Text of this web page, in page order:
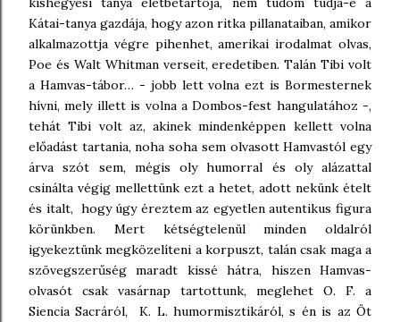
Kátai-tanya gazdája, hogy azon ritka pillanataiban, amikor
alkalmazottja végre pihenhet, amerikai irodalmat olvas,
Poe és Walt Whitman verseit, eredetiben. Talán Tibi volt
a Hamvas-tábor… - jobb lett volna ezt is Bormesternek
hívni, mely illett is volna a Dombos-fest hangulatához -,
tehát Tibi volt az, akinek mindenképpen kellett volna
előadást tartania, noha soha sem olvasott Hamvastól egy
árva szót sem, mégis oly humorral és oly alázattal
csinálta végig mellettünk ezt a hetet, adott nekünk ételt
és italt, hogy úgy éreztem az egyetlen autentikus figura
körünkben. Mert kétségtelenül minden oldalról
igyekeztünk megközelíteni a korpuszt, talán csak maga a
szövegszerűség maradt kissé hátra, hiszen Hamvas-
olvasót csak vasárnap tartottunk, meglehet O. F. a
Siencia Sacráról, K. L. humormisztikáról, s én is az Öt